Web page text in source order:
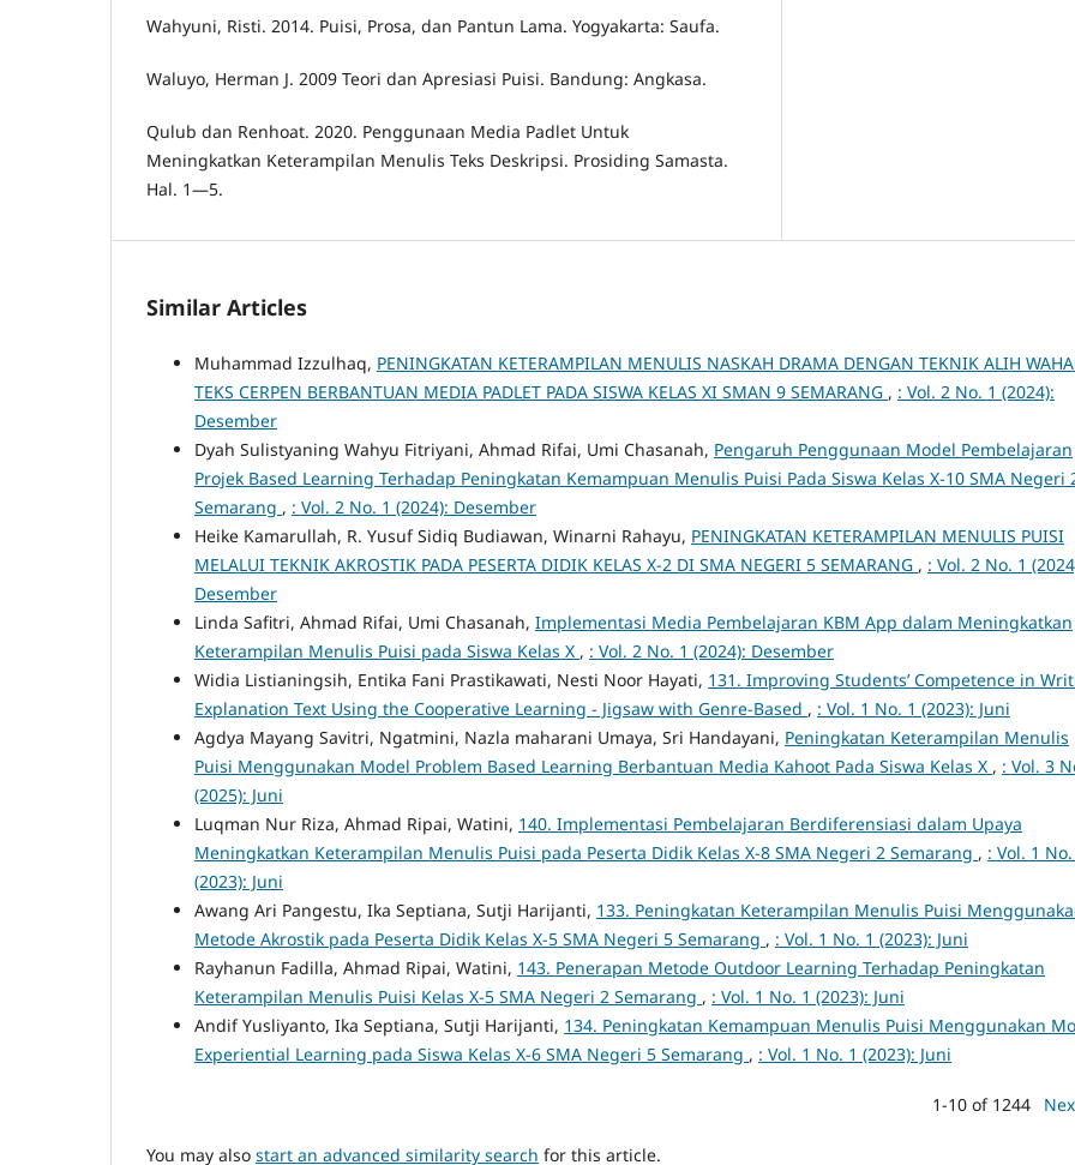
Wahyuni, Risti. 2014. Puisi, Prosa, dan Pantun Lama. Yogyakarta: Saufa.
Waluyo, Herman J. 2009 Teori dan Apresiasi Puisi. Bandung: Angkasa.
Qulub dan Renhoat. 2020. Penggunaan Media Padlet Untuk
Meningkatkan Keterampilan Menulis Teks Deskripsi. Prosiding Samasta.
Hal. 1—5.
Similar Articles
Muhammad Izzulhaq, PENINGKATAN KETERAMPILAN MENULIS NASKAH DRAMA DENGAN TEKNIK ALIH
TEKS CERPEN BERBANTUAN MEDIA PADLET PADA SISWA KELAS XI SMAN 9 SEMARANG , : Vol. 2 No. 1 (2024):
Desember
Dyah Sulistyaning Wahyu Fitriyani, Ahmad Rifai, Umi Chasanah, Pengaruh Penggunaan Model Pembelajaran
Projek Based Learning Terhadap Peningkatan Kemampuan Menulis Puisi Pada Siswa Kelas X-10 SMA Negeri
Semarang , : Vol. 2 No. 1 (2024): Desember
Heike Kamarullah, R. Yusuf Sidiq Budiawan, Winarni Rahayu, PENINGKATAN KETERAMPILAN MENULIS PUISI
MELALUI TEKNIK AKROSTIK PADA PESERTA DIDIK KELAS X-2 DI SMA NEGERI 5 SEMARANG , : Vol. 2 No. 1
Desember
Linda Safitri, Ahmad Rifai, Umi Chasanah, Implementasi Media Pembelajaran KBM App dalam Meningkatkan
Keterampilan Menulis Puisi pada Siswa Kelas X , : Vol. 2 No. 1 (2024): Desember
Widia Listianingsih, Entika Fani Prastikawati, Nesti Noor Hayati, 131. Improving Students’ Competence in
Explanation Text Using the Cooperative Learning - Jigsaw with Genre-Based , : Vol. 1 No. 1 (2023): Juni
Agdya Mayang Savitri, Ngatmini, Nazla maharani Umaya, Sri Handayani, Peningkatan Keterampilan Menulis
Puisi Menggunakan Model Problem Based Learning Berbantuan Media Kahoot Pada Siswa Kelas X , : Vol. 3
(2025): Juni
Luqman Nur Riza, Ahmad Ripai, Watini, 140. Implementasi Pembelajaran Berdiferensiasi dalam Upaya
Meningkatkan Keterampilan Menulis Puisi pada Peserta Didik Kelas X-8 SMA Negeri 2 Semarang , : Vol. 1 No.
(2023): Juni
Awang Ari Pangestu, Ika Septiana, Sutji Harijanti, 133. Peningkatan Keterampilan Menulis Puisi
Metode Akrostik pada Peserta Didik Kelas X-5 SMA Negeri 5 Semarang , : Vol. 1 No. 1 (2023): Juni
Rayhanun Fadilla, Ahmad Ripai, Watini, 143. Penerapan Metode Outdoor Learning Terhadap Peningkatan
Keterampilan Menulis Puisi Kelas X-5 SMA Negeri 2 Semarang , : Vol. 1 No. 1 (2023): Juni
Andif Yusliyanto, Ika Septiana, Sutji Harijanti, 134. Peningkatan Kemampuan Menulis Puisi Menggunakan
Experiential Learning pada Siswa Kelas X-6 SMA Negeri 5 Semarang , : Vol. 1 No. 1 (2023): Juni
1-10 of 1244
You may also start an advanced similarity search for this article.